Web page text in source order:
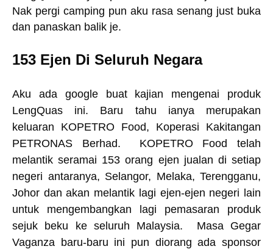
Nak pergi camping pun aku rasa senang just buka
dan panaskan balik je.
153 Ejen Di Seluruh Negara
Aku ada google buat kajian mengenai produk
LengQuas ini. Baru tahu ianya merupakan
keluaran KOPETRO Food, Koperasi Kakitangan
PETRONAS Berhad.
KOPETRO Food telah
melantik seramai 153 orang ejen jualan di setiap
negeri antaranya, Selangor, Melaka, Terengganu,
Johor dan akan melantik lagi ejen-ejen negeri lain
untuk mengembangkan lagi pemasaran produk
sejuk beku ke seluruh Malaysia. Masa Gegar
Vaganza baru-baru ini pun diorang ada sponsor